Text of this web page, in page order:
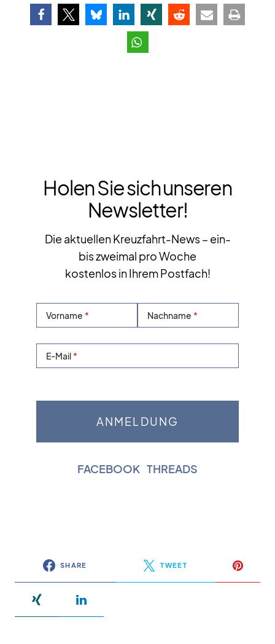
Holen Sie sich unseren
Newsletter!
Die aktuellen Kreuzfahrt-News – ein-
bis zweimal pro Woche
kostenlos in Ihrem Postfach!
Vorname Nachname
E-Mail
FACEBOOK THREADS
SHARE TWEET